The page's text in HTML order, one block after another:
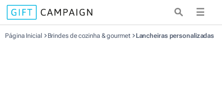
☰
Página Inicial Brindes de cozinha & gourmet Lancheiras personalizadas